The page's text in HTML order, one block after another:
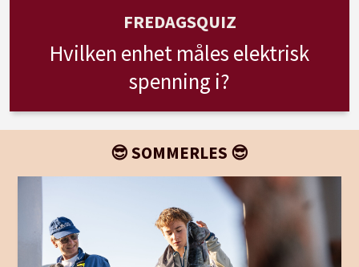
FREDAGSQUIZ
Hvilken enhet måles elektrisk
spenning i?
😎 SOMMERLES 😎